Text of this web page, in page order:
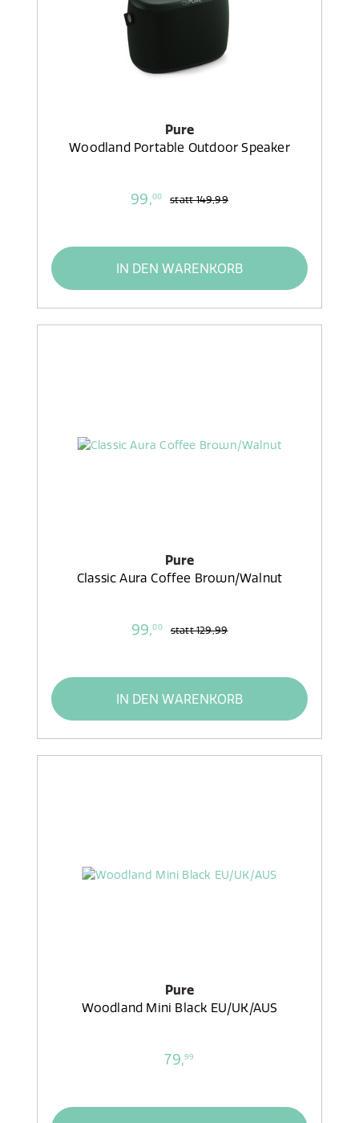
Pure
Woodland Portable Outdoor Speaker
99,00 statt149,99
IN DEN WARENKORB
Pure
Classic Aura Coffee Brown/Walnut
99,00 statt129,99
IN DEN WARENKORB
Pure
Woodland Mini Black EU/UK/AUS
79,99